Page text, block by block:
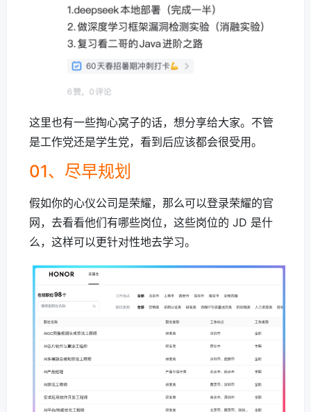
这里也有一些掏心窝子的话，想分享给大家。不管
是工作党还是学生党，看到后应该都会很受用。
01、尽早规划
假如你的心仪公司是荣耀，那么可以登录荣耀的官
网，去看看他们有哪些岗位，这些岗位的 JD 是什
么，这样可以更针对性地去学习。